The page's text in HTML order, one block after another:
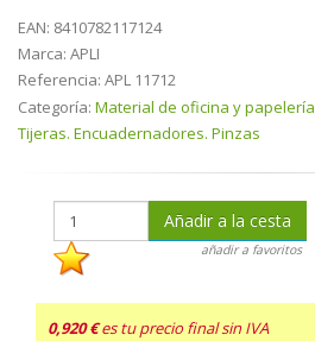
EAN: 8410782117124
Marca: APLI
Referencia: APL 11712
Categoría: Material de oficina y papelería
Tijeras. Encuadernadores. Pinzas
Añadir a la cesta
añadir a favoritos
0,920 € es tu precio final sin IVA